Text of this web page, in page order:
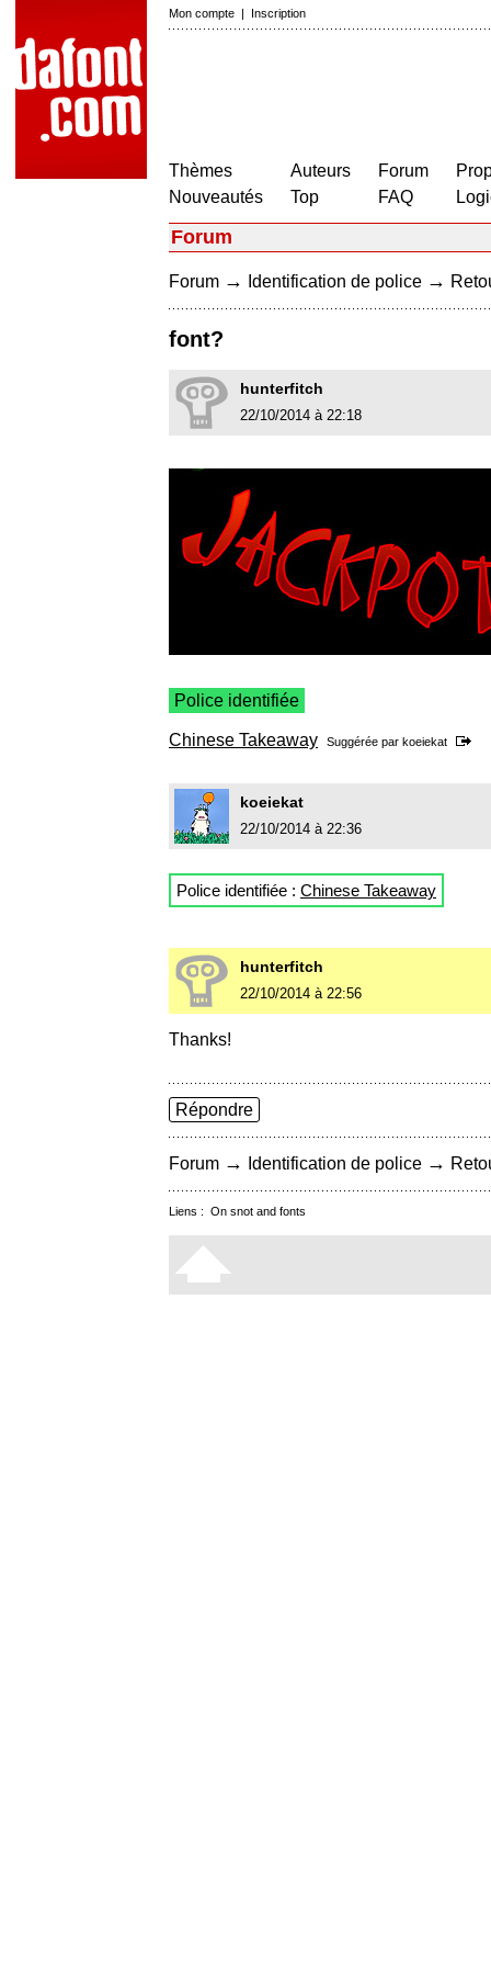
Mon compte | Inscription
Thèmes
Nouveautés
Auteurs
Top
Forum
FAQ
Forum
Forum → Identification de police →
font?
hunterfitch
22/10/2014 à 22:18
Police identifiée
Chinese Takeaway Suggérée par koeiekat
koeiekat
22/10/2014 à 22:36
Police identifiée : Chinese Takeaway
hunterfitch
22/10/2014 à 22:56
Thanks!
Répondre
Forum → Identification de police →
Liens : On snot and fonts